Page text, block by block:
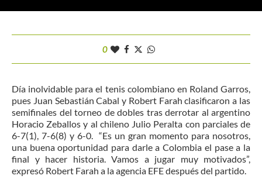
0
Día inolvidable para el tenis colombiano en Roland Garros,
pues Juan Sebastián Cabal y Robert Farah clasificaron a las
semifinales del torneo de dobles tras derrotar al argentino
Horacio Zeballos y al chileno Julio Peralta con parciales de
6-7(1), 7-6(8) y 6-0. “Es un gran momento para nosotros,
una buena oportunidad para darle a Colombia el pase a la
final y hacer historia. Vamos a jugar muy motivados”,
expresó Robert Farah a la agencia EFE después del partido.